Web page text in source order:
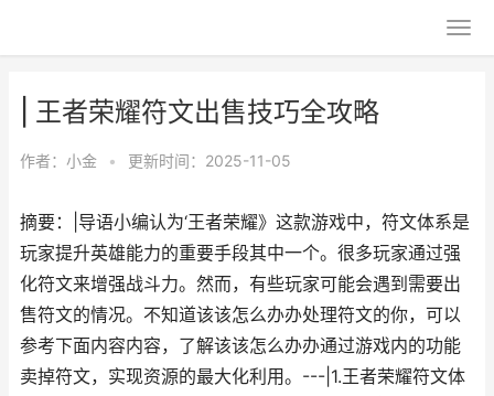
| 王者荣耀符文出售技巧全攻略
作者： 小金 • 更新时间：2025-11-05
摘要：|导语小编认为‘王者荣耀》这款游戏中，符文体系是
玩家提升英雄能力的重要手段其中一个。很多玩家通过强
化符文来增强战斗力。然而，有些玩家可能会遇到需要出
售符文的情况。不知道该该怎么办办处理符文的你，可以
参考下面内容内容，了解该该怎么办办通过游戏内的功能
卖掉符文，实现资源的最大化利用。---|1.王者荣耀符文体